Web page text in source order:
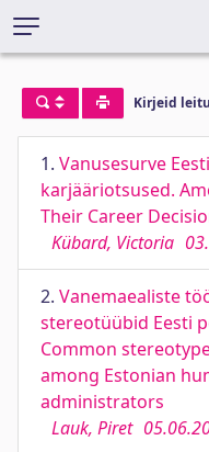
Kirjeid
1. Vanusesurve
karjääriotsused.
Their Career
Kübard, Victoria
2. Vanemaealiste
stereotüübid Eesti
Common
among Estonian
administrators
Lauk, Piret